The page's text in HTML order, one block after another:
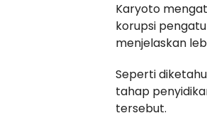
Karyoto
korupsi
menjelaskan
Seperti
tahap
tersebut.